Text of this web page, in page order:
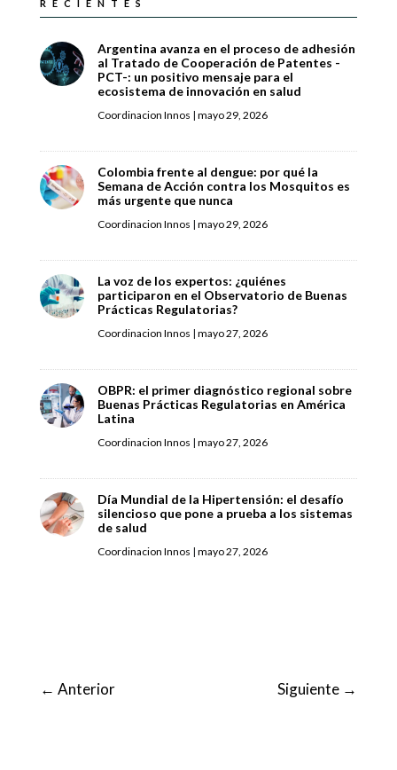
RECIENTES
Argentina avanza en el proceso de adhesión
al Tratado de Cooperación de Patentes -
PCT-: un positivo mensaje para el
ecosistema de innovación en salud
Coordinacion Innos | mayo 29, 2026
Colombia frente al dengue: por qué la
Semana de Acción contra los Mosquitos es
más urgente que nunca
Coordinacion Innos | mayo 29, 2026
La voz de los expertos: ¿quiénes
participaron en el Observatorio de Buenas
Prácticas Regulatorias?
Coordinacion Innos | mayo 27, 2026
OBPR: el primer diagnóstico regional sobre
Buenas Prácticas Regulatorias en América
Latina
Coordinacion Innos | mayo 27, 2026
Día Mundial de la Hipertensión: el desafío
silencioso que pone a prueba a los sistemas
de salud
Coordinacion Innos | mayo 27, 2026
← Anterior Siguiente →